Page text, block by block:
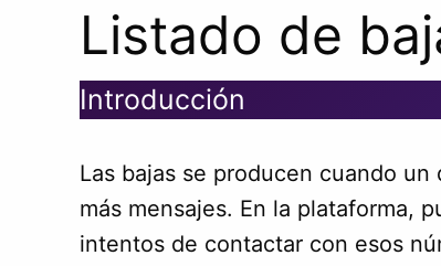
Listado de
Introducción
Las bajas se producen cuando
más mensajes. En la plataforma,
intentos de contactar con esos